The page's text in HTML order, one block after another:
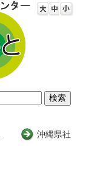
沖縄県社